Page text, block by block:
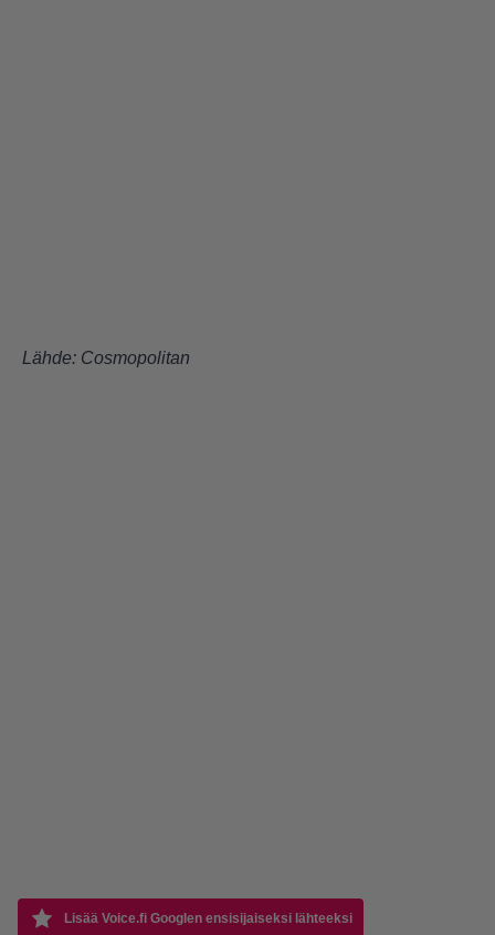
Lähde: Cosmopolitan
Lisää Voice.fi Googlen ensisijaiseksi lähteeksi